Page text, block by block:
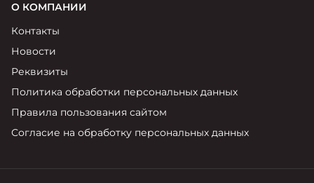
О КОМПАНИИ
Контакты
Новости
Реквизиты
Политика обработки персональных данных
Правила пользования сайтом
Согласие на обработку персональных данных